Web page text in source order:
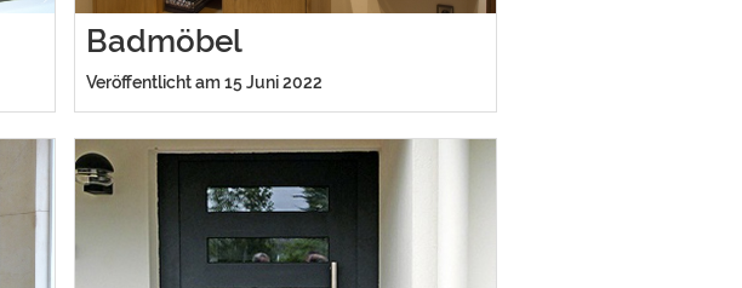
Badmöbel
Veröffentlicht am 15 Juni 2022